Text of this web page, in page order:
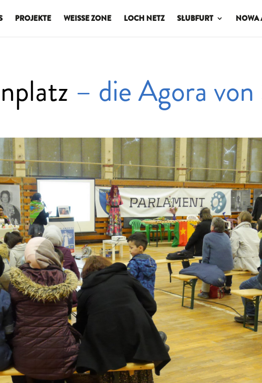
PROJEKTE WEISSE ZONE LOCH NETZ SŁUBFURT NOWA
– die Agora